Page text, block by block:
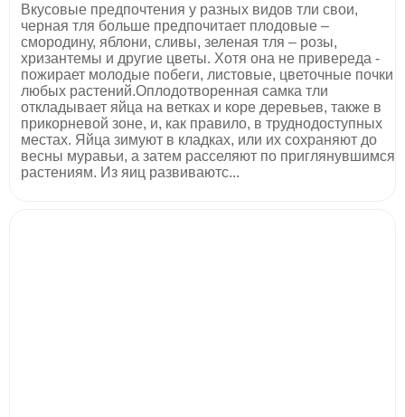
Вкусовые предпочтения у разных видов тли свои,
черная тля больше предпочитает плодовые –
смородину, яблони, сливы, зеленая тля – розы,
хризантемы и другие цветы. Хотя она не привереда -
пожирает молодые побеги, листовые, цветочные почки
любых растений.Оплодотворенная самка тли
откладывает яйца на ветках и коре деревьев, также в
прикорневой зоне, и, как правило, в труднодоступных
местах. Яйца зимуют в кладках, или их сохраняют до
весны муравьи, а затем расселяют по приглянувшимся
растениям. Из яиц развиваютс...